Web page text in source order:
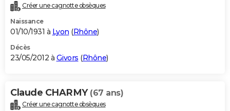
Créer une cagnotte obsèques
Naissance
01/10/1931 à Lyon (Rhône)
Décès
23/05/2012 à Givors (Rhône)
Claude CHARMY (67 ans)
Créer une cagnotte obsèques